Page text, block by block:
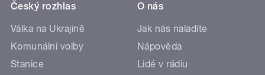
Český rozhlas
Válka na Ukrajině
Komunální volby
Stanice
O nás
Jak nás naladíte
Nápověda
Lidé v rádiu